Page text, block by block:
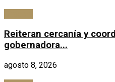
Reiteran cercanía y
gobernadora...
agosto 8, 2026